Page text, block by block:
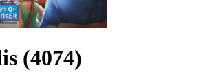
(4074)